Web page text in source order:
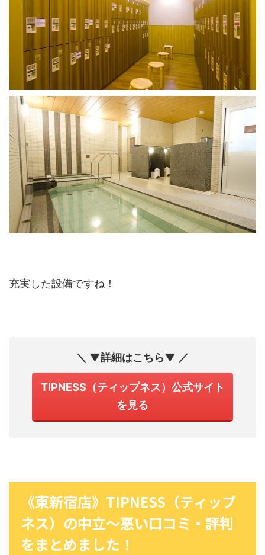
充実した設備ですね！
＼ ▼詳細はこちら▼ ／
TIPNESS（ティップネス）公式サイト
を見る
《東新宿店》TIPNESS（ティップ
ネス）の中立〜悪い口コミ・評判
をまとめました！